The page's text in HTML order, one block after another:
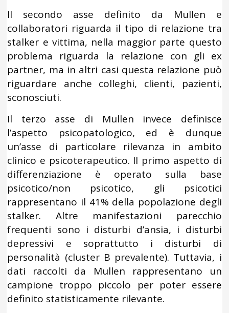
Il secondo asse definito da Mullen e
collaboratori riguarda il tipo di relazione tra
stalker e vittima, nella maggior parte questo
problema riguarda la relazione con gli ex
partner, ma in altri casi questa relazione può
riguardare anche colleghi, clienti, pazienti,
sconosciuti.
Il terzo asse di Mullen invece definisce
l’aspetto psicopatologico, ed è dunque
un’asse di particolare rilevanza in ambito
clinico e psicoterapeutico. Il primo aspetto di
differenziazione è operato sulla base
psicotico/non psicotico, gli psicotici
rappresentano il 41% della popolazione degli
stalker. Altre manifestazioni parecchio
frequenti sono i disturbi d’ansia, i disturbi
depressivi e soprattutto i disturbi di
personalità (cluster B prevalente). Tuttavia, i
dati raccolti da Mullen rappresentano un
campione troppo piccolo per poter essere
definito statisticamente rilevante.